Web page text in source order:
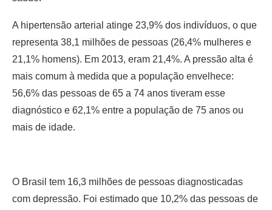
A hipertensão arterial atinge 23,9% dos indivíduos, o que
representa 38,1 milhões de pessoas (26,4% mulheres e
21,1% homens). Em 2013, eram 21,4%. A pressão alta é
mais comum à medida que a população envelhece:
56,6% das pessoas de 65 a 74 anos tiveram esse
diagnóstico e 62,1% entre a população de 75 anos ou
mais de idade.
O Brasil tem 16,3 milhões de pessoas diagnosticadas
com depressão. Foi estimado que 10,2% das pessoas de